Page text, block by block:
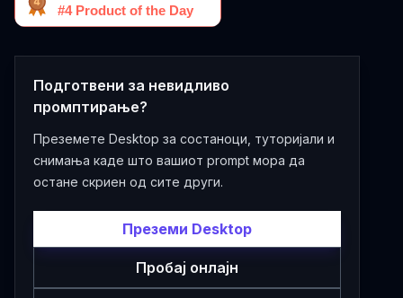
Подготвени за невидливо
промптирање?
Преземете Desktop за состаноци, туторијали и
снимања каде што вашиот prompt мора да
остане скриен од сите други.
Преземи Desktop
Пробај онлајн